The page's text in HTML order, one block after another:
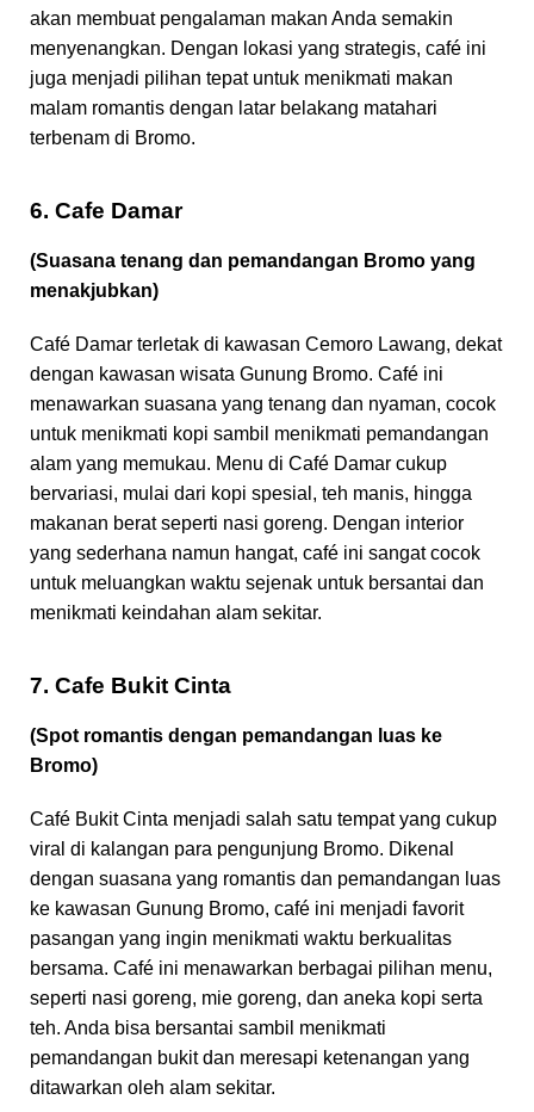
akan membuat pengalaman makan Anda semakin
menyenangkan. Dengan lokasi yang strategis, café ini
juga menjadi pilihan tepat untuk menikmati makan
malam romantis dengan latar belakang matahari
terbenam di Bromo.
6. Cafe Damar
(Suasana tenang dan pemandangan Bromo yang
menakjubkan)
Café Damar terletak di kawasan Cemoro Lawang, dekat
dengan kawasan wisata Gunung Bromo. Café ini
menawarkan suasana yang tenang dan nyaman, cocok
untuk menikmati kopi sambil menikmati pemandangan
alam yang memukau. Menu di Café Damar cukup
bervariasi, mulai dari kopi spesial, teh manis, hingga
makanan berat seperti nasi goreng. Dengan interior
yang sederhana namun hangat, café ini sangat cocok
untuk meluangkan waktu sejenak untuk bersantai dan
menikmati keindahan alam sekitar.
7. Cafe Bukit Cinta
(Spot romantis dengan pemandangan luas ke
Bromo)
Café Bukit Cinta menjadi salah satu tempat yang cukup
viral di kalangan para pengunjung Bromo. Dikenal
dengan suasana yang romantis dan pemandangan luas
ke kawasan Gunung Bromo, café ini menjadi favorit
pasangan yang ingin menikmati waktu berkualitas
bersama. Café ini menawarkan berbagai pilihan menu,
seperti nasi goreng, mie goreng, dan aneka kopi serta
teh. Anda bisa bersantai sambil menikmati
pemandangan bukit dan meresapi ketenangan yang
ditawarkan oleh alam sekitar.